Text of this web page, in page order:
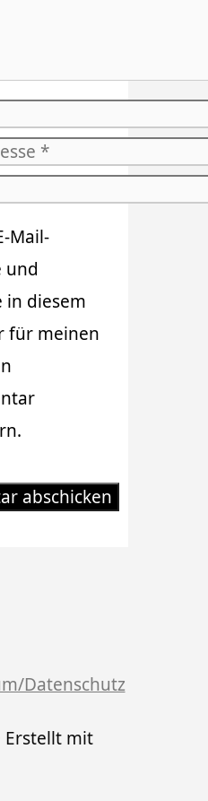
Mail-
und
in diesem
für meinen
Datenschutz
Erstellt mit